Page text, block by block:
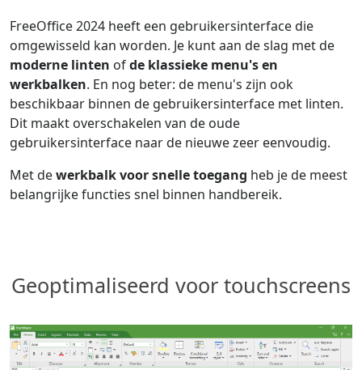
FreeOffice 2024 heeft een gebruikersinterface die
omgewisseld kan worden. Je kunt aan de slag met de
moderne linten ofde klassieke menu's en
werkbalken. En nog beter: de menu's zijn ook
beschikbaar binnen de gebruikersinterface met linten.
Dit maakt overschakelen van de oude
gebruikersinterface naar de nieuwe zeer eenvoudig.
Met dewerkbalk voor snelle toegang heb je de meest
belangrijke functies snel binnen handbereik.
Geoptimaliseerd voor touchscreens